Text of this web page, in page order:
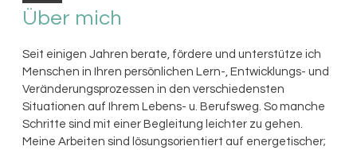
Über mich
Seit einigen Jahren berate, fördere und unterstütze ich
Menschen in Ihren persönlichen Lern-, Entwicklungs- und
Veränderungsprozessen in den verschiedensten
Situationen auf Ihrem Lebens- u. Berufsweg. So manche
Schritte sind mit einer Begleitung leichter zu gehen.
Meine Arbeiten sind lösungsorientiert auf energetischer;